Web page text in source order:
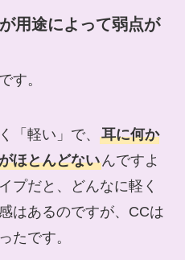
用途によって弱点が
す。
「軽い」で、 耳に何か
ほとんどないんですよ
プだと、どんなに軽く
はあるのですが、CCは
たです。